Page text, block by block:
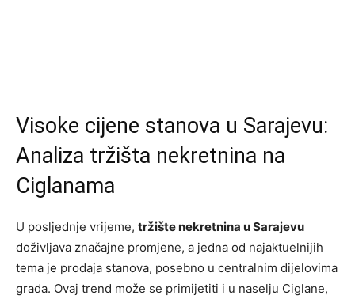
Visoke cijene stanova u Sarajevu:
Analiza tržišta nekretnina na
Ciglanama
U posljednje vrijeme, tržište nekretnina u Sarajevu
doživljava značajne promjene, a jedna od najaktuelnijih
tema je prodaja stanova, posebno u centralnim dijelovima
grada. Ovaj trend može se primijetiti i u naselju Ciglane,